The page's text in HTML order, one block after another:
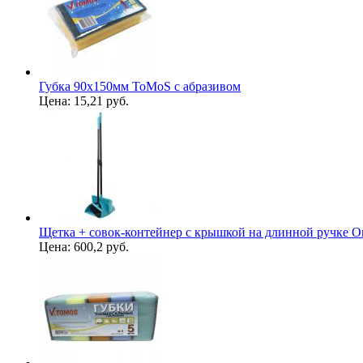
Губка 90х150мм ToMoS с абразивом
Цена: 15,21 руб.
Щетка + совок-контейнер с крышкой на длинной ручке
Цена: 600,2 руб.